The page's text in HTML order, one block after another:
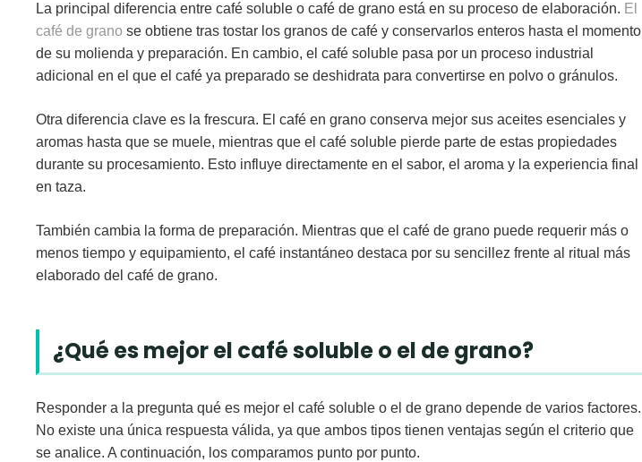
La principal diferencia entre café soluble o café de grano está en su proceso de elaboración. El
café de grano se obtiene tras tostar los granos de café y conservarlos enteros hasta el momento
de su molienda y preparación. En cambio, el café soluble pasa por un proceso industrial
adicional en el que el café ya preparado se deshidrata para convertirse en polvo o gránulos.
Otra diferencia clave es la frescura. El café en grano conserva mejor sus aceites esenciales y
aromas hasta que se muele, mientras que el café soluble pierde parte de estas propiedades
durante su procesamiento. Esto influye directamente en el sabor, el aroma y la experiencia final
en taza.
También cambia la forma de preparación. Mientras que el café de grano puede requerir más o
menos tiempo y equipamiento, el café instantáneo destaca por su sencillez frente al ritual más
elaborado del café de grano.
¿Qué es mejor el café soluble o el de grano?
Responder a la pregunta qué es mejor el café soluble o el de grano depende de varios factores.
No existe una única respuesta válida, ya que ambos tipos tienen ventajas según el criterio que
se analice. A continuación, los comparamos punto por punto.